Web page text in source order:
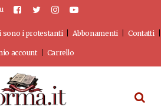
sono i protestanti Abbonamenti Contatti
account Carrello